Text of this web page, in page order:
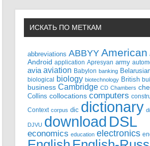
ИСКАТЬ ПО МЕТКАМ
abbreviations ABBYY American
Android application Apresyan army
avia aviation Babylon banking
biological biology biotechnology British
business Cambridge CD Chambers
Collins collocations computers
Context corpus dic dictionary
DJVU download DSL
economics education electronics